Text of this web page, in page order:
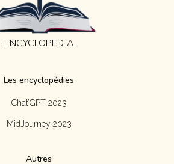
ENCYCLOPED.IA
Les encyclopédies
Chat’GPT 2023
MidJourney 2023
Autres